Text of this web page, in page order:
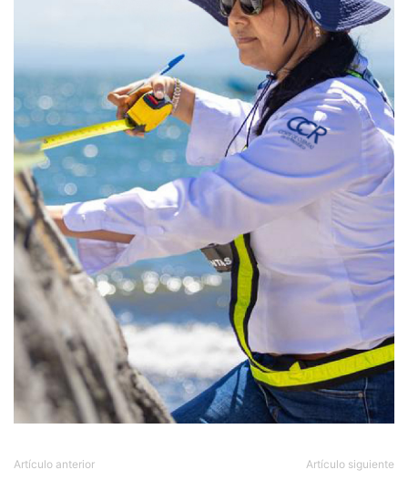
Artículo anterior Artículo siguiente